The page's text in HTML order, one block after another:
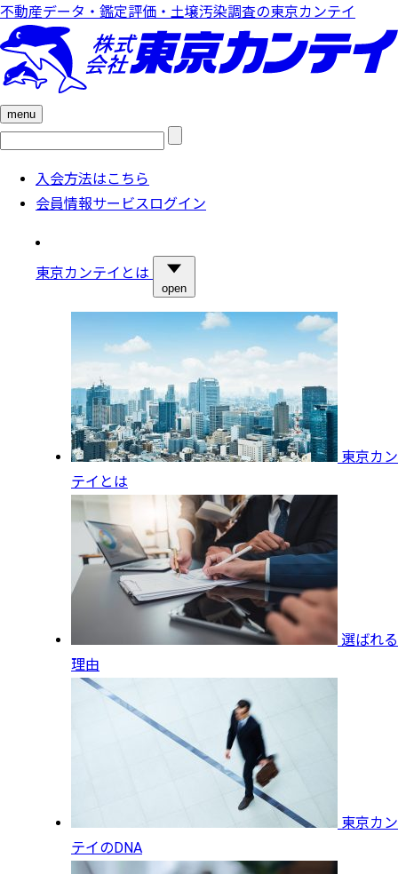
不動産データ・鑑定評価・土壌汚染調査の東京カンテイ
menu
検
入会方法はこちら
会員情報サービスログイン
東京カンテイとは
open
東京カン
テイとは
選ばれる
理由
東京カン
テイのDNA